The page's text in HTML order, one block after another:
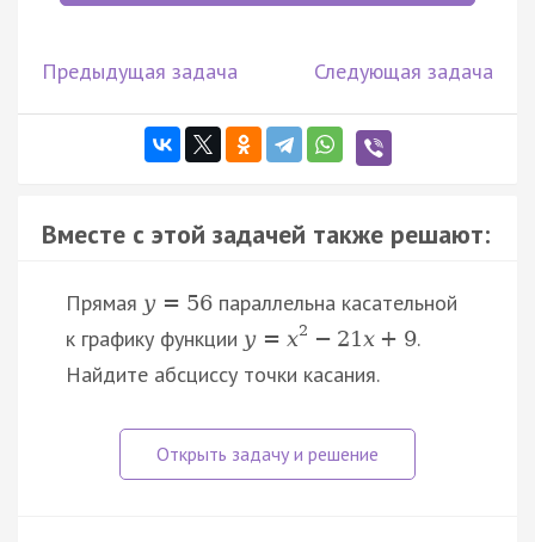
Предыдущая задача Следующая задача
Вместе с этой задачей также решают:
Прямая y = 56 параллельна касательной
к графику функции y = x2 − 21 x + 9.
Найдите абсциссу точки касания.